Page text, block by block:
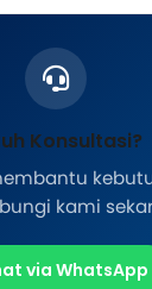
Konsultasi?
kami
via WhatsApp